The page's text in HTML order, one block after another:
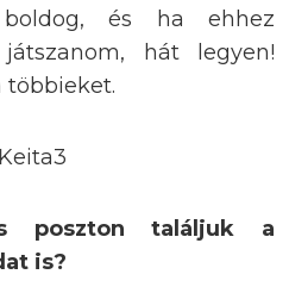
és ha ehhez
hát legyen!
többieket.
poszton találjuk a
is?